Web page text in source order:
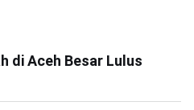
di Aceh Besar Lulus